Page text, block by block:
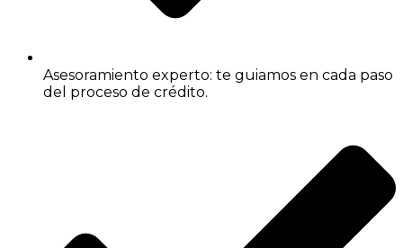
Asesoramiento experto: te guiamos en cada paso
del proceso de crédito.